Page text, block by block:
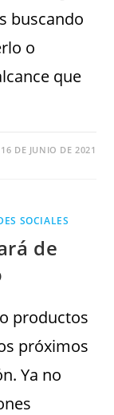
buscando
o
que
16 DE JUNIO DE 2021
SOCIALES
de
productos
próximos
Ya no